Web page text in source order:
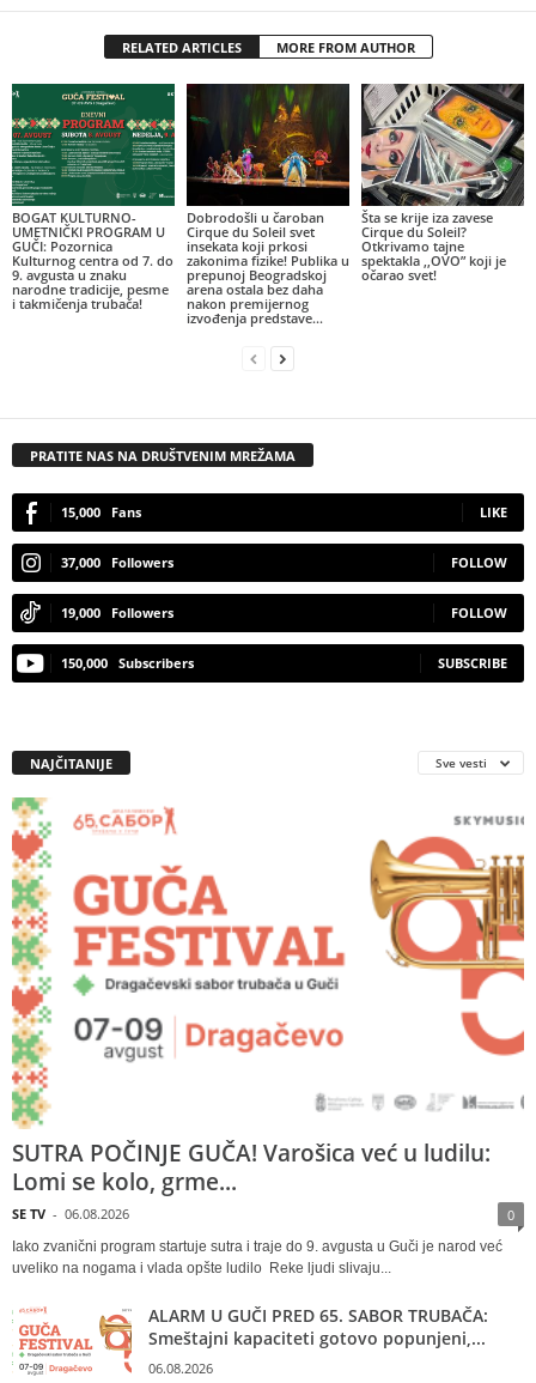
RELATED ARTICLES MORE FROM AUTHOR
BOGAT KULTURNO-
UMETNIČKI PROGRAM U
GUČI: Pozornica
Kulturnog centra od 7. do
9. avgusta u znaku
narodne tradicije, pesme
i takmičenja trubača!
Dobrodošli u čaroban
Cirque du Soleil svet
insekata koji prkosi
zakonima fizike! Publika u
prepunoj Beogradskoj
arena ostala bez daha
nakon premijernog
izvođenja predstave...
Šta se krije iza zavese
Cirque du Soleil?
Otkrivamo tajne
spektakla ,,OVO” koji je
očarao svet!
PRATITE NAS NA DRUŠTVENIM MREŽAMA
15,000 Fans LIKE
37,000 Followers FOLLOW
19,000 Followers FOLLOW
150,000 Subscribers SUBSCRIBE
NAJČITANIJE Sve vesti
SUTRA POČINJE GUČA! Varošica već u ludilu:
Lomi se kolo, grme...
SE TV - 06.08.2026 0
Iako zvanični program startuje sutra i traje do 9. avgusta u Guči je narod već
uveliko na nogama i vlada opšte ludilo Reke ljudi slivaju...
ALARM U GUČI PRED 65. SABOR TRUBAČA:
Smeštajni kapaciteti gotovo popunjeni,...
06.08.2026